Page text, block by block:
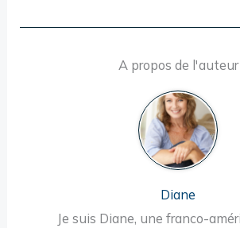
A propos de l'auteur
Diane
Je suis Diane, une franco-